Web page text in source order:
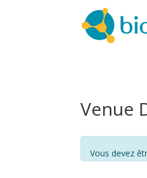
Venue
Vous devez